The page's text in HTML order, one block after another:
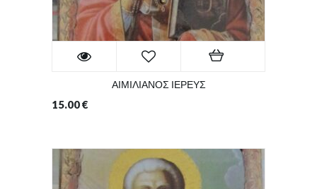
ΑΙΜΙΛΙΑΝΟΣ ΙΕΡΕΥΣ
15.00€